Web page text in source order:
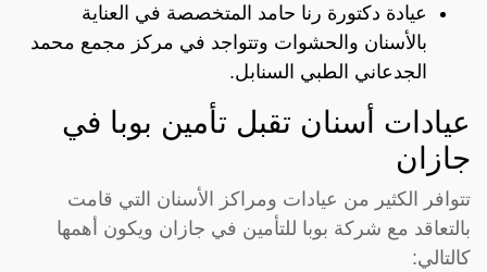
عيادة دكتورة رنا حامد المتخصصة في العناية
بالأسنان والحشوات وتتواجد في مركز مجمع محمد
الجدعاني الطبي السنابل.
عيادات أسنان تقبل تأمين بوبا في
جازان
تتوافر الكثير من عيادات ومراكز الأسنان التي قامت
بالتعاقد مع شركة بوبا للتأمين في جازان ويكون أهمها
كالتالي: